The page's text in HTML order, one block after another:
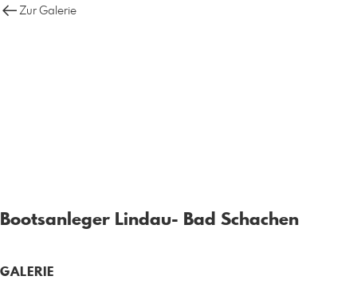
Zur Galerie
Bootsanleger Lindau- Bad Schachen
GALERIE